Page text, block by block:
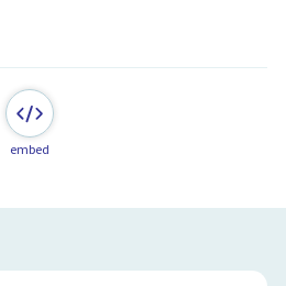
embed